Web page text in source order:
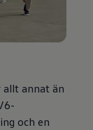
allt annat än
och en